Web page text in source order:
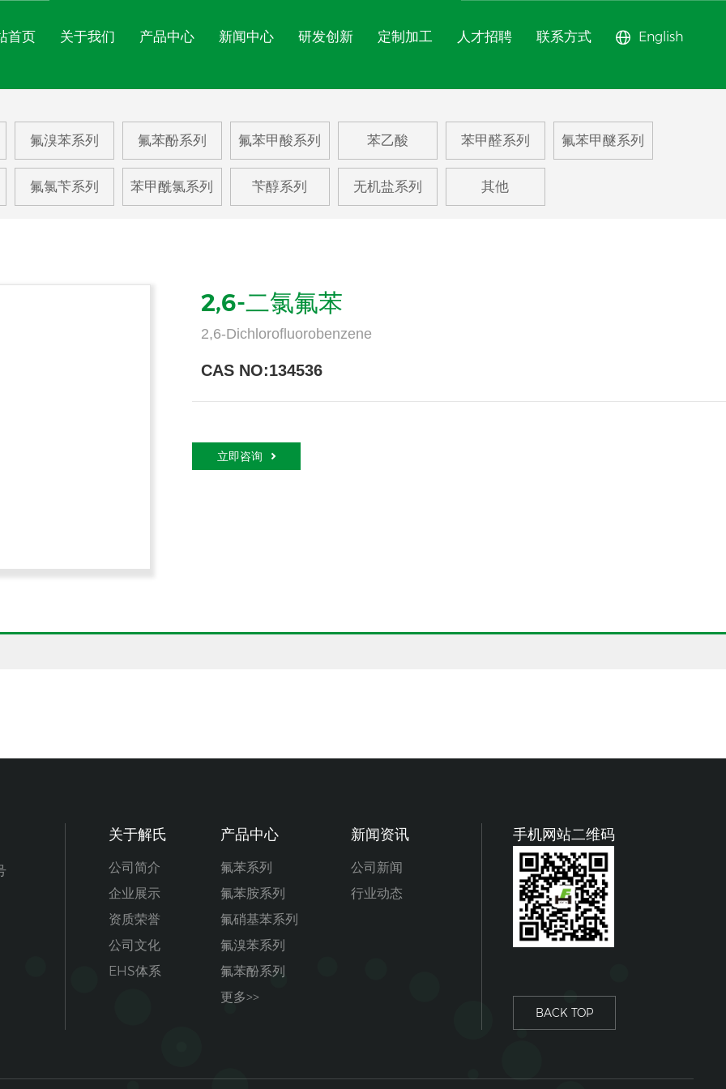
首页 关于我们 产品中心 新闻中心 研发创新 定制加工 人才招聘 联系方式 English
公司文化
EHS体系
公司简介
企业展示
资质荣誉
氟苯甲醚系列
氟甲苯系列
三氟甲苯系列
氟苯酚系列
氟苯甲酸系列
苯乙酸
氟苯系列
氟苯胺系列
氟硝基苯系列
公司新闻
行业动态
氟溴苯系列 氟苯酚系列 氟苯甲酸系列 苯乙酸 苯甲醛系列 氟苯甲醚系列
氟氯苄系列 苯甲酰氯系列 苄醇系列 无机盐系列 其他
2,6-二氯氟苯
2,6-Dichlorofluorobenzene
CAS NO:134536
立即咨询
关于解氏
公司简介
企业展示
资质荣誉
公司文化
EHS体系
产品中心
氟苯系列
氟苯胺系列
氟硝基苯系列
氟溴苯系列
氟苯酚系列
更多>>
新闻资讯
公司新闻
行业动态
手机网站二维码
BACK TOP